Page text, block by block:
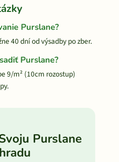
Purslane?
40 dní od výsadby po zber.
Purslane?
9/m² (10cm rozostup)
Purslane